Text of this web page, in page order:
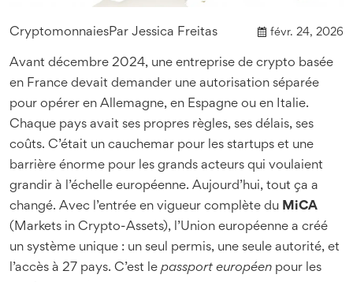
CryptomonnaiesPar Jessica Freitas févr. 24, 2026
Avant décembre 2024, une entreprise de crypto basée
en France devait demander une autorisation séparée
pour opérer en Allemagne, en Espagne ou en Italie.
Chaque pays avait ses propres règles, ses délais, ses
coûts. C’était un cauchemar pour les startups et une
barrière énorme pour les grands acteurs qui voulaient
grandir à l’échelle européenne. Aujourd’hui, tout ça a
changé. Avec l’entrée en vigueur complète du MiCA
(Markets in Crypto-Assets), l’Union européenne a créé
un système unique : un seul permis, une seule autorité, et
l’accès à 27 pays. C’est le passport européen pour les